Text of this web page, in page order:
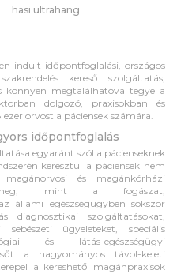
hasi ultrahang
indult időpontfoglalási, országos
kereső szolgáltatás,
könnyen megtalálhatóvá tegye a
dolgozó, praxisokban és
orvost a páciensek számára.
időpontfoglalás
egyaránt szól a pácienseknek
keresztül a páciensek nem
és magánkórházi
meg, mint a fogászat,
állami egészségügyben sokszor
diagnosztikai szolgáltatásokat,
ügyeleteket, speciális
és látás-egészségügyi
a hagyományos távol-keleti
a kereshető magánpraxisok